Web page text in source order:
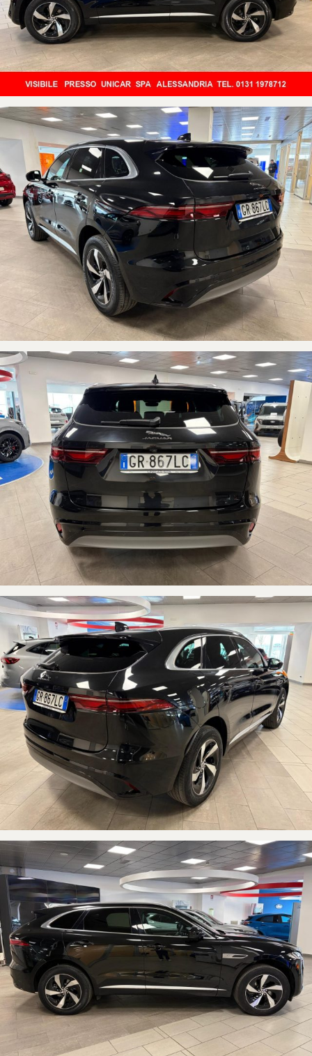
ACCURATO POSSIAMO MANDARE UN VIDEO TRAMITE "WHATSAPP"
DIRETTAMENTE SUL VOSTRO TELEFONINO!
LA VETTURA E' VISIBILE PRESSO LA NOSTRA CONCESSIONARIA
UFFICIALE JAGUAR UNICAR SPA DI ALESSANDRIA, IN VIA DELL'
PER QUALSIASI INFORMAZIONE TELEFONARE AI NUMERI:
0131 1978712
OPPURE:
351-3985543 (ALFONSO)
(Il presente annuncio non costituisce in alcun modo vincolo contrattuale
in relazione al fatto che potrebbe includere errori di trascrizione riguardo
i dati indicati.
Invito per correttezza sempre a verificare personalmente i dati al
momento della visione e relativa prova su strada, nella massima
trasparenza)